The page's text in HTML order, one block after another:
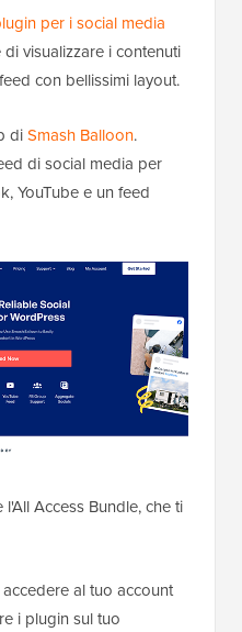
per i social media
visualizzare i contenuti
con bellissimi layout.
diSmash Balloon.
di social media per
YouTube e un feed
Access Bundle, che ti
al tuo account
i plugin sul tuo